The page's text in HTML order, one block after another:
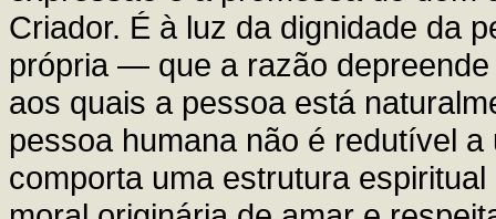
Criador. É à luz da dignidade da
própria — que a razão
aos quais a pessoa está
pessoa humana não é redutível
comporta uma estrutura